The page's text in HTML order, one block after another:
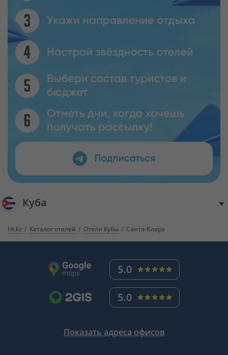
Куба
Ht.kz Каталог отелей Отели Кубы Санта-Клара
5.0
5.0
Показать адреса офисов